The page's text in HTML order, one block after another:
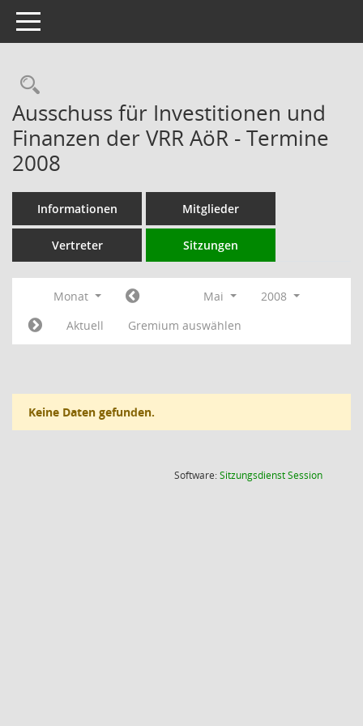
Toggle navigation
Rechercheauswahl
Ausschuss für Investitionen und
Finanzen der VRR AöR - Termine
2008
Informationen Mitglieder
Vertreter Sitzungen
Monat Mai
2008
Aktuell
Gremium auswählen
Keine Daten gefunden.
Software:SitzungsdienstSession(Wird in